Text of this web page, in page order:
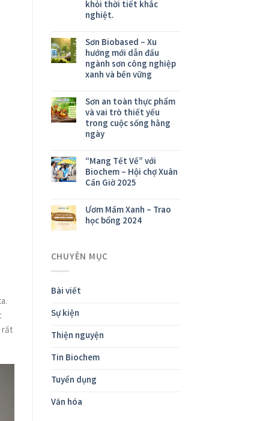
rất
Nội
Hành
phục
những
buyer
khó
khỏi thời tiết khắc
nghiệt.
Sơn Biobased – Xu
hướng mới dẫn đầu
ngành sơn công nghiệp
xanh và bền vững
Sơn an toàn thực phẩm
và vai trò thiết yếu
trong cuộc sống hằng
ngày
“Mang Tết Về” với
Biochem – Hội chợ Xuân
Cần Giờ 2025
Ươm Mầm Xanh – Trao
học bổng 2024
CHUYÊN MỤC
Bài viết
Sự kiện
Thiện nguyện
Tin Biochem
Tuyển dụng
Văn hóa